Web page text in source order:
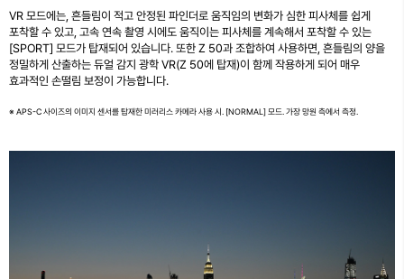
VR 모드에는, 흔들림이 적고 안정된 파인더로 움직임의 변화가 심한 피사체를 쉽게
포착할 수 있고, 고속 연속 촬영 시에도 움직이는 피사체를 계속해서 포착할 수 있는
[SPORT] 모드가 탑재되어 있습니다. 또한 Z 50과 조합하여 사용하면, 흔들림의 양을
정밀하게 산출하는 듀얼 감지 광학 VR(Z 50에 탑재)이 함께 작용하게 되어 매우
효과적인 손떨림 보정이 가능합니다.
※ APS-C 사이즈의 이미지 센서를 탑재한 미러리스 카메라 사용 시. [NORMAL] 모드. 가장 망원 측에서 측정.